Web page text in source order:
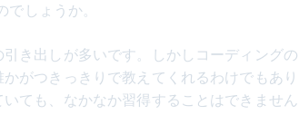
しょうか。
き出しが多いです。しかしコーディングの
がつきっきりで教えてくれるわけでもあり
ても、なかなか習得することはできません